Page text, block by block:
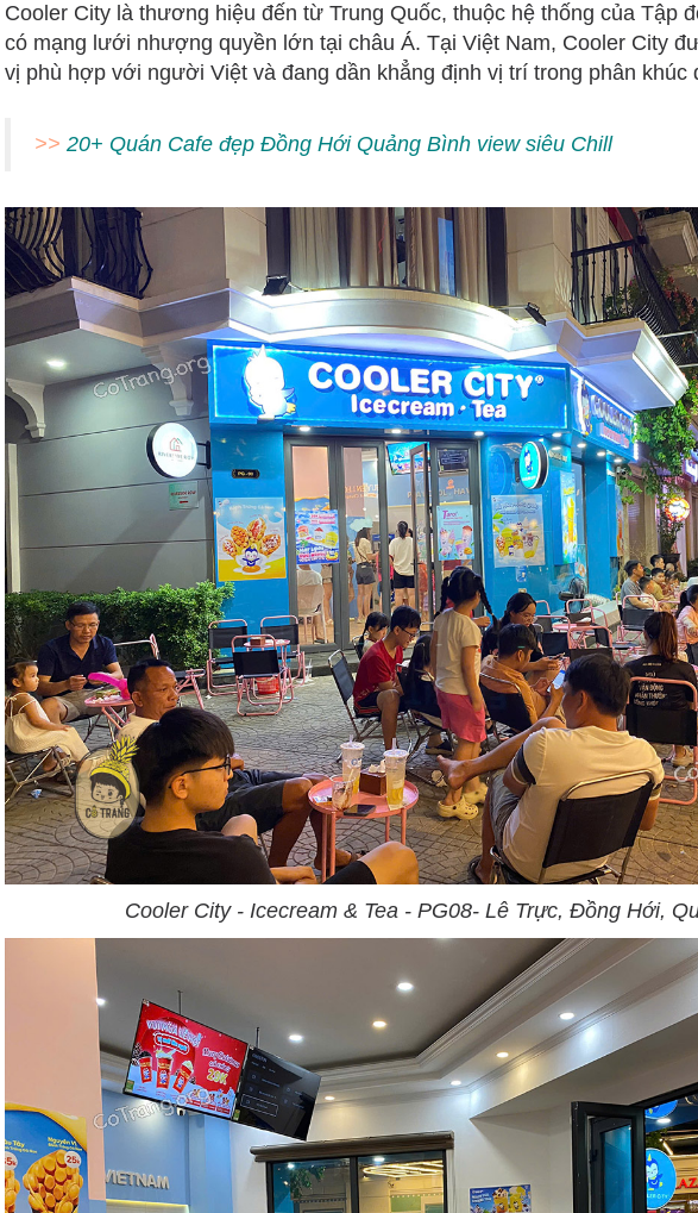
Cooler City là thương hiệu đến từ Trung Quốc, thuộc hệ thống của Tập
có mạng lưới nhượng quyền lớn tại châu Á. Tại Việt Nam, Cooler City
vị phù hợp với người Việt và đang dần khẳng định vị trí trong phân khúc
>> 20+ Quán Cafe đẹp Đồng Hới Quảng Bình view siêu Chill
Cooler City - Icecream & Tea - PG08- Lê Trực, Đồng Hới,